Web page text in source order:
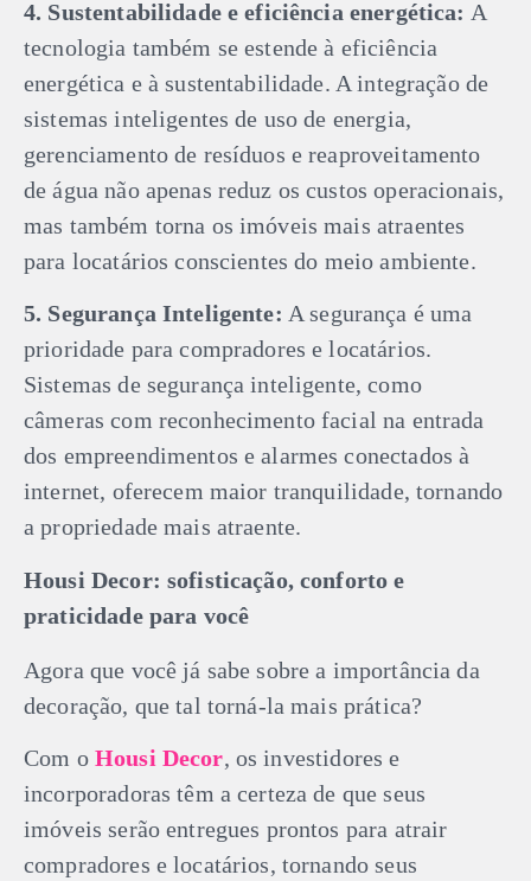
4. Sustentabilidade e eficiência energética: A
tecnologia também se estende à eficiência
energética e à sustentabilidade. A integração de
sistemas inteligentes de uso de energia,
gerenciamento de resíduos e reaproveitamento
de água não apenas reduz os custos operacionais,
mas também torna os imóveis mais atraentes
para locatários conscientes do meio ambiente.
5. Segurança Inteligente: A segurança é uma
prioridade para compradores e locatários.
Sistemas de segurança inteligente, como
câmeras com reconhecimento facial na entrada
dos empreendimentos e alarmes conectados à
internet, oferecem maior tranquilidade, tornando
a propriedade mais atraente.
Housi Decor: sofisticação, conforto e
praticidade para você
Agora que você já sabe sobre a importância da
decoração, que tal torná-la mais prática?
Com o Housi Decor, os investidores e
incorporadoras têm a certeza de que seus
imóveis serão entregues prontos para atrair
compradores e locatários, tornando seus